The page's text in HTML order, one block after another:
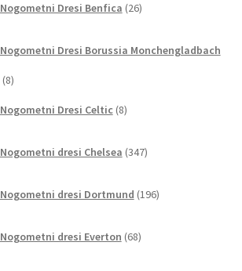
Nogometni Dresi Benfica 26izdelkov
Nogometni Dresi Borussia Monchengladbach
88
Nogometni Dresi Celtic 8izdelkov
Nogometni dresi Chelsea 347izdelkov
Nogometni dresi Dortmund 196izdelkov
Nogometni dresi Everton 68izdelkov